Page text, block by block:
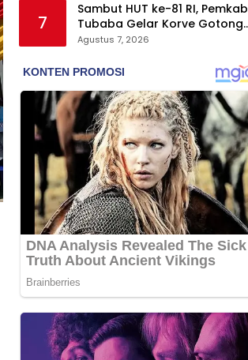
7
Sambut HUT ke-81 RI, Pemkab
Tubaba Gelar Korve Gotong
Royong dan Bersih-Bersih
Agustus 7, 2026